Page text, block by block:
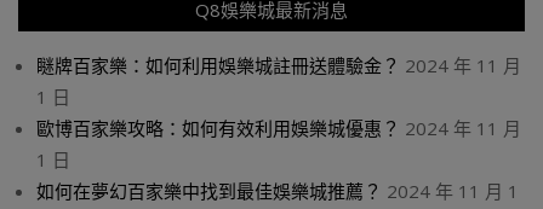
Q8娛樂城最新消息
瞇牌百家樂：如何利用娛樂城註冊送體驗金？ 2024 年 11 月
1 日
歐博百家樂攻略：如何有效利用娛樂城優惠？ 2024 年 11 月
1 日
如何在夢幻百家樂中找到最佳娛樂城推薦？ 2024 年 11 月 1